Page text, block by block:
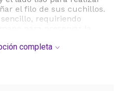
el filo de sus cuchillos.
requiriendo
ofrece la
completa